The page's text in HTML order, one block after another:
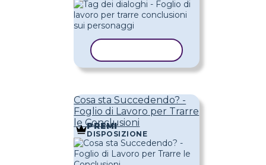
Cosa sta Succedendo? -
Foglio di Lavoro per Trarre
le Conclusioni
PREMI
DISPOSIZIONE